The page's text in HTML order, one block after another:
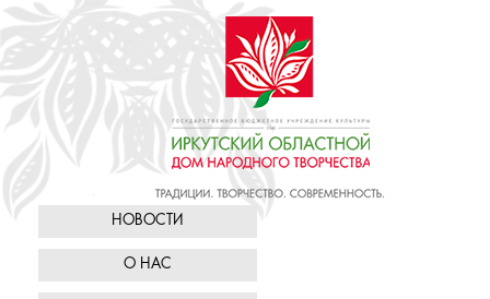
НОВОСТИ
О НАС